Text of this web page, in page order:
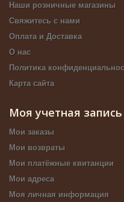
Наши розничные магазины
Свяжитесь с нами
Оплата и Доставка
О нас
Политика
Карта сайта
Моя учетная запись
Мои заказы
Мои возвраты
Мои платёжные квитанции
Мои адреса
Моя личная информация